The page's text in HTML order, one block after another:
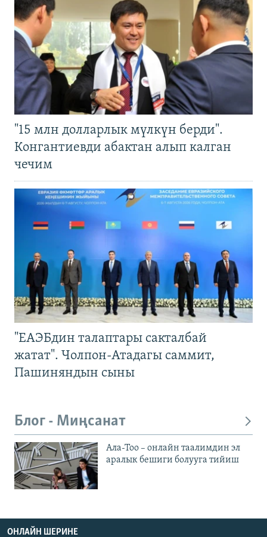
"15 млн долларлык мүлкүн берди".
Конгантиевди абактан алып калган
чечим
"ЕАЭБдин талаптары сакталбай
жатат". Чолпон-Атадагы саммит,
Пашиняндын сыны
Блог - Миңсанат
Ала-Тоо – онлайн таалимдин эл
аралык бешиги болууга тийиш
ОНЛАЙН ШЕРИНЕ